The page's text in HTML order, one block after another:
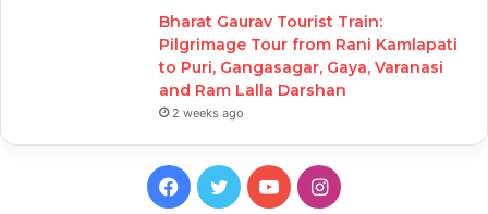
Bharat Gaurav Tourist Train:
Pilgrimage Tour from Rani Kamlapati
to Puri, Gangasagar, Gaya, Varanasi
and Ram Lalla Darshan
2 weeks ago
Facebook
TwitterYouTubeInstagram